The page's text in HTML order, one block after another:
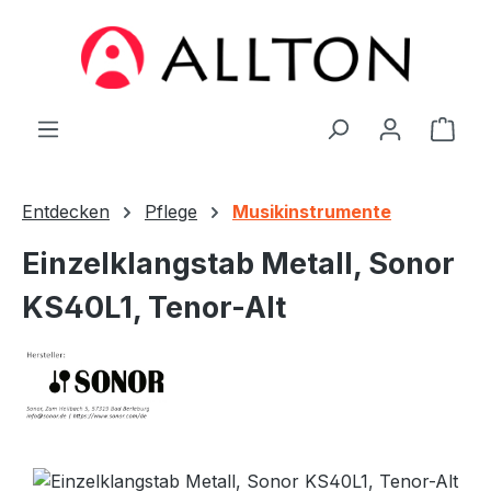
Zum Hauptinhalt springen
Entdecken Pflege Musikinstrumente
Einzelklangstab Metall, Sonor
KS40L1, Tenor-Alt
Bildergalerie überspringen